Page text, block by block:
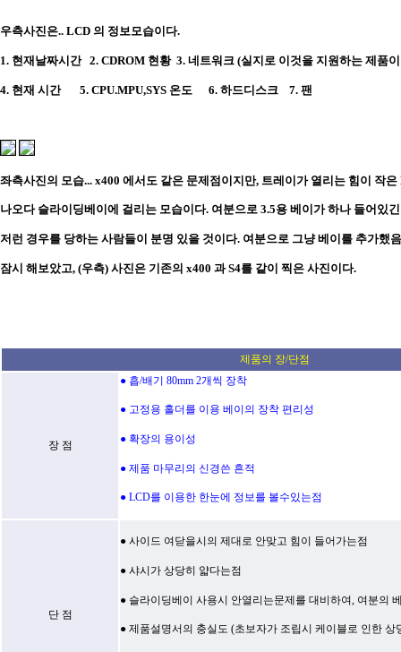
우측사진은.. LCD 의 정보모습이다.
1. 현재날짜시간 2. CDROM 현황 3. 네트워크 (실지로 이것을 지원하는 제품
4. 현재 시간 5. CPU.MPU,SYS 온도 6. 하드디스크 7. 팬
좌측사진의 모습... x400 에서도 같은 문제점이지만, 트레이가 열리는 힘이 작
나오다 슬라이딩베이에 걸리는 모습이다. 여분으로 3.5용 베이가 하나 들어있
저런 경우를 당하는 사람들이 분명 있을 것이다. 여분으로 그냥 베이를 추가했
잠시 해보았고, (우측) 사진은 기존의 x400 과 S4를 같이 찍은 사진이다.
제품의 장/단점
장 점
● 흡/배기 80mm 2개씩 장착
● 고정용 홀더를 이용 베이의 장착 편리성
● 확장의 용이성
● 제품 마무리의 신경쓴 흔적
● LCD를 이용한 한눈에 정보를 볼수있는점
단 점
● 사이드 여닫을시의 제대로 안맞고 힘이 들어가는점
● 샤시가 상당히 얇다는점
● 슬라이딩베이 사용시 안열리는문제를 대비하여, 여분의
● 제품설명서의 충실도 (초보자가 조립시 케이블로 인한 상